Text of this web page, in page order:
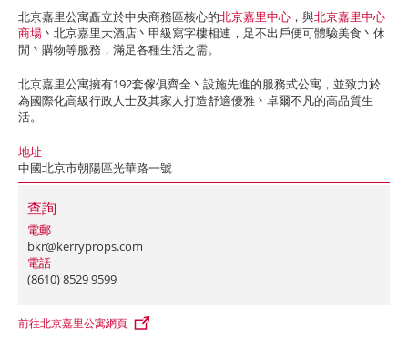
北京嘉里公寓矗立於中央商務區核心的北京嘉里中心 ，與北京嘉里中心
商場丶北京嘉里大酒店丶甲級寫字樓相連，足不出戶便可體驗美食丶休
閒丶購物等服務，滿足各種生活之需。
北京嘉里公寓擁有192套傢俱齊全丶設施先進的服務式公寓，並致力於
為國際化高級行政人士及其家人打造舒適優雅丶卓爾不凡的高品質生
活。
地址
中國北京市朝陽區光華路一號
查詢
電郵
bkr@kerryprops.com
電話
(8610) 8529 9599
前往北京嘉里公寓網頁